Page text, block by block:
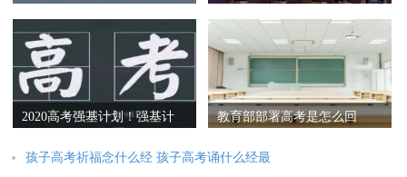
2020高考强基计划！强基计
藏好！
教育部部署高考是怎么回
吗？附政策原文
孩子高考祈福念什么经 孩子高考诵什么经最